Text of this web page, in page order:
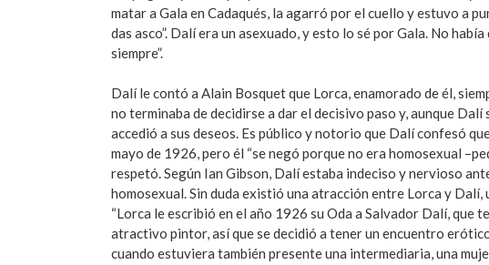
matar a Gala en Cadaqués, la agarró por el cuello y estuvo a
das asco”. Dalí era un asexuado, y esto lo sé por Gala. No
siempre”.
Dalí le contó a Alain Bosquet que Lorca, enamorado de él,
no terminaba de decidirse a dar el decisivo paso y, aunque
accedió a sus deseos. Es público y notorio que Dalí confesó
mayo de 1926, pero él “se negó porque no era homosexual
respetó. Según Ian Gibson, Dalí estaba indeciso y nervioso
homosexual. Sin duda existió una atracción entre Lorca y
“Lorca le escribió en el año 1926 su Oda a Salvador Dalí,
atractivo pintor, así que se decidió a tener un encuentro
cuando estuviera también presente una intermediaria, una